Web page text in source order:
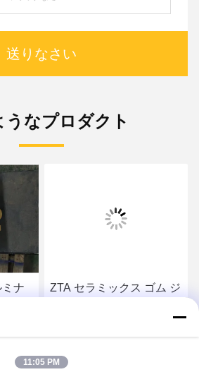
送りなさい
うなプロダクト
ゴム ジ
を得なさ
ZTAセラミックライニン
11:05 PM